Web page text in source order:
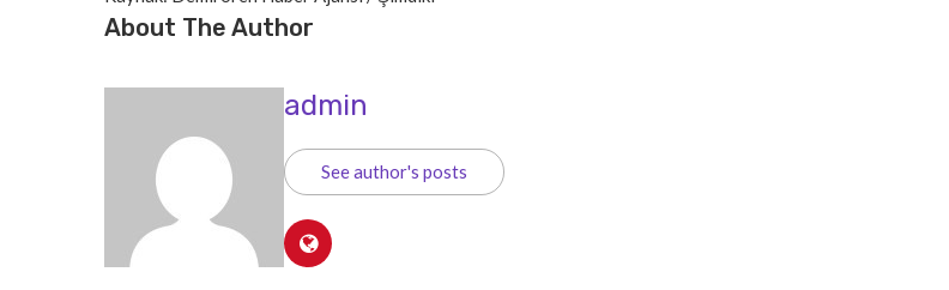
About The Author
admin
See author's posts